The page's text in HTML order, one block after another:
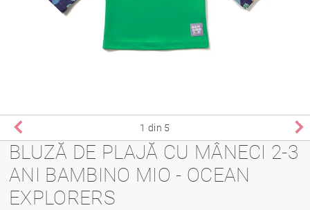
1 din 5
BLUZĂ DE PLAJĂ CU MÂNECI 2-3
ANI BAMBINO MIO - OCEAN
EXPLORERS